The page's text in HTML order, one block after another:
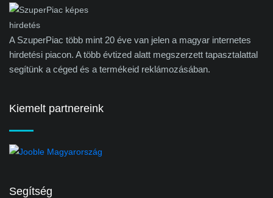
A SzuperPiac több mint 20 éve van jelen a magyar internetes
hirdetési piacon. A több évtized alatt megszerzett tapasztalattal
segítünk a céged és a termékeid reklámozásában.
Kiemelt partnereink
Segítség